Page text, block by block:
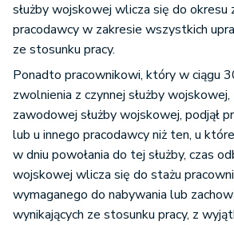
służby wojskowej wlicza się do okresu
pracodawcy w zakresie wszystkich
ze stosunku pracy.
Ponadto pracownikowi, który w ciągu
zwolnienia z czynnej służby wojskowej,
zawodowej służby wojskowej, podjął
lub u innego pracodawcy niż ten, u
w dniu powołania do tej służby, czas
wojskowej wlicza się do stażu
wymaganego do nabywania lub
wynikających ze stosunku pracy, z